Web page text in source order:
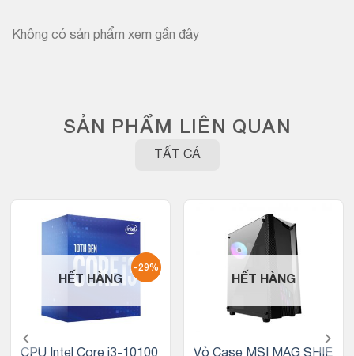
Không có sản phẩm xem gần đây
SẢN PHẨM LIÊN QUAN
TẤT CẢ
-29%
HẾT HÀNG
CPU Intel Core i3-10100
HẾT HÀNG
Vỏ Case MSI MAG SHIE